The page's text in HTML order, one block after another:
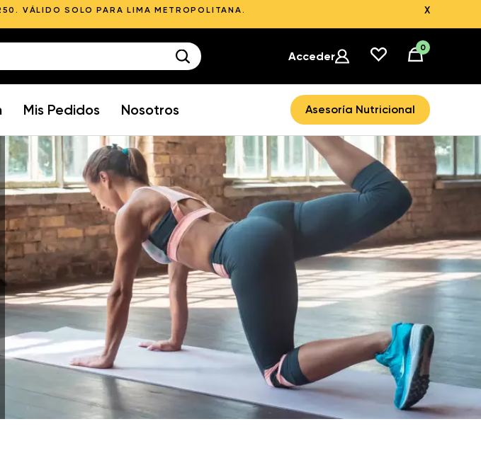
VÁLIDO SOLO PARA LIMA METROPOLITANA. X
Acceder
0
Mis Pedidos Nosotros Asesoría Nutricional